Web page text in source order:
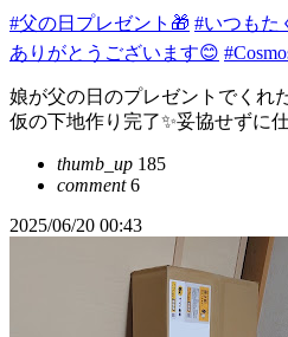
#父の日プレゼント🎁 #いつもた
ありがとうございます😊
娘が父の日のプレゼントでくれ
仮の下地作り完了✨妥協せずに
thumb_up 185
comment6
2025/06/20 00:43